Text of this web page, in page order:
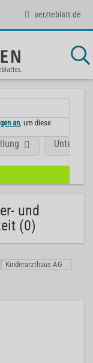
aerzteblatt.de
an , um diese
und
(0)
Kinderarzthaus AG